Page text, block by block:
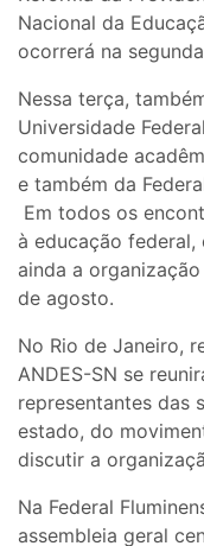
Nacional da
ocorrerá na
Nessa terça,
Universidade
comunidade
e também da
Em todos os
à educação
ainda a
de agosto.
No Rio de Janeiro,
ANDES-SN se
representantes das
estado, do
discutir a
Na Federal
assembleia geral